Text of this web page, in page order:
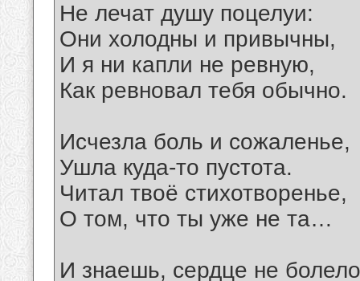
Не лечат душу поцелуи:
Они холодны и привычны,
И я ни капли не ревную,
Как ревновал тебя обычно.
Исчезла боль и сожаленье,
Ушла куда-то пустота.
Читал твоё стихотворенье,
О том, что ты уже не та…
И знаешь, сердце не